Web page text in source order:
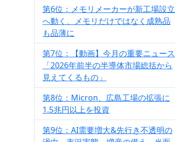
第6位：メモリメーカーが新工場設立
へ動く、メモリだけではなく成熟品
も品薄に
第7位：【動画】今月の重要ニュース
「2026年前半の半導体市場総括から
見えてくるもの」
第8位：Micron、広島工場の拡張に
1.5兆円以上を投資
第9位：AI需要増大&先行き不透明の